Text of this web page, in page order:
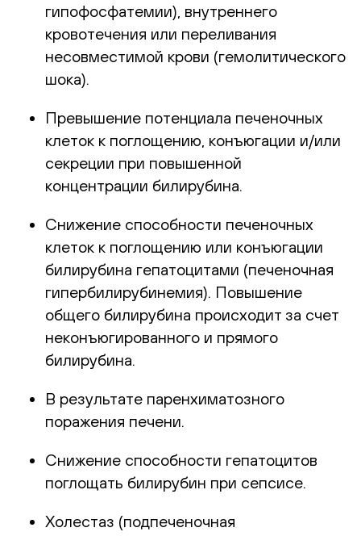
гипофосфатемии), внутреннего
кровотечения или переливания
несовместимой крови (гемолитического
шока).
Превышение потенциала печеночных
клеток к поглощению, конъюгации и/или
секреции при повышенной
концентрации билирубина.
Снижение способности печеночных
клеток к поглощению или конъюгации
билирубина гепатоцитами (печеночная
гипербилирубинемия). Повышение
общего билирубина происходит за счет
неконъюгированного и прямого
билирубина.
В результате паренхиматозного
поражения печени.
Снижение способности гепатоцитов
поглощать билирубин при сепсисе.
Холестаз (подпеченочная